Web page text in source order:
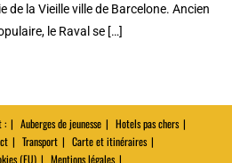
la Vieille ville de Barcelone. Ancien
le Raval se […]
: Auberges de jeunesse
Hotels pas chers
Transport
Carte et itinéraires
(EU)
Mentions légales